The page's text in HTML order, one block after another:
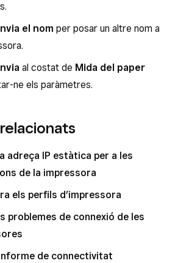
un perfil d’impressió.
i, a continuació,Assigna una
la impressora de la llista i
les instruccions per connectar-la.
el nom per posar un altre nom a
al costat de Mida del paper
ne els paràmetres.
adreça IP estàtica per a les
de la impressora
els perfils d’impressora
problemes de connexió de les
de connectivitat